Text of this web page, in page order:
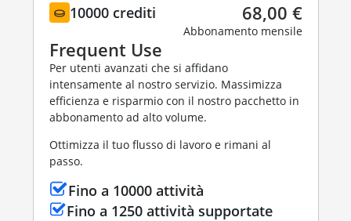
10000 crediti 68,00 €
Abbonamento mensile
Frequent Use
Per utenti avanzati che si affidano
intensamente al nostro servizio. Massimizza
efficienza e risparmio con il nostro pacchetto in
abbonamento ad alto volume.
Ottimizza il tuo flusso di lavoro e rimani al
passo.
Fino a 10000 attività
Fino a 1250 attività supportate